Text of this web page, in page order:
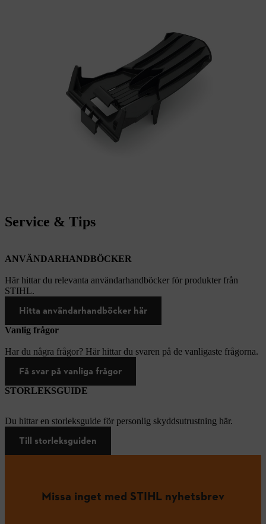
Service & Tips
ANVÄNDARHANDBÖCKER
Här hittar du relevanta användarhandböcker för produkter från
STIHL.
Hitta användarhandböcker här
Vanlig frågor
Har du några frågor? Här hittar du svaren på de vanligaste frågorna.
Få svar på vanliga frågor
STORLEKSGUIDE
Du hittar en storleksguide för personlig skyddsutrustning här.
Till storleksguiden
Missa inget med STIHL nyhetsbrev